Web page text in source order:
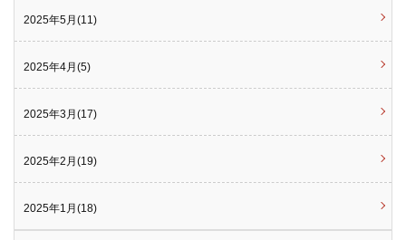
2025年5月(11)
2025年4月(5)
2025年3月(17)
2025年2月(19)
2025年1月(18)